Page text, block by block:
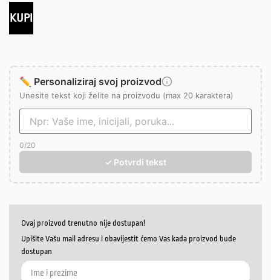
KUPI
✏️ Personaliziraj svoj proizvod
Unesite tekst koji želite na proizvodu (max 20 karaktera)
0/20
✓ Potvrdi tekst
Ovaj proizvod trenutno nije dostupan!
Upišite Vašu mail adresu i obavijestit ćemo Vas kada proizvod bude
dostupan